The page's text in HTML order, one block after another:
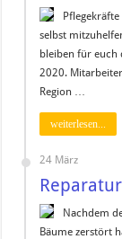
selbst
bleiben für euch
2020.
Region …
weiterlesen...
24 März
Nachdem
Bäume zerstört